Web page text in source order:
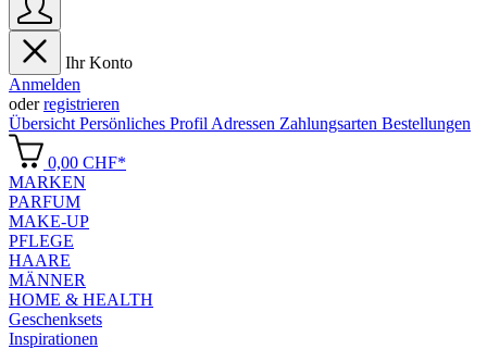
Ihr Konto
Anmelden
oderregistrieren
Übersicht Persönliches Profil Adressen Zahlungsarten Bestellungen
0,00 CHF*
MARKEN
PARFUM
MAKE-UP
PFLEGE
HAARE
MÄNNER
HOME & HEALTH
Geschenksets
Inspirationen